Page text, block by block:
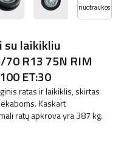
nuotraukos
su laikikliu
70 R13 75N RIM
ET:30
ratas ir laikiklis, skirtas
Kaskart
ratų apkrova yra 387 kg.